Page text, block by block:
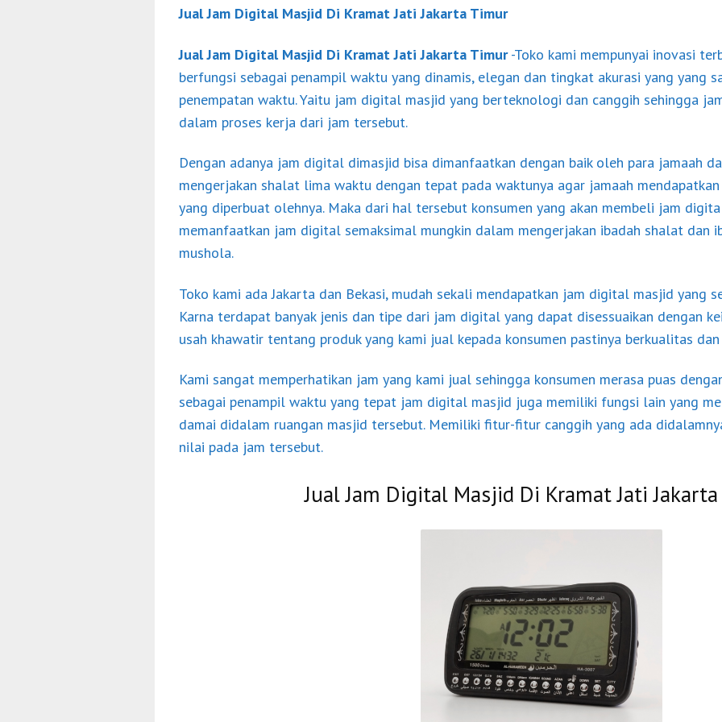
Jual Jam Digital Masjid Di Kramat Jati Jakarta Timur
Jual Jam Digital Masjid Di Kramat Jati Jakarta Timur-Toko kami mempunyai inovasi
berfungsi sebagai penampil waktu yang dinamis, elegan dan tingkat akurasi yang yang
penempatan waktu. Yaitu jam digital masjid yang berteknologi dan canggih sehingga
dalam proses kerja dari jam tersebut.
Dengan adanya jam digital dimasjid bisa dimanfaatkan dengan baik oleh para jamaah
mengerjakan shalat lima waktu dengan tepat pada waktunya agar jamaah
yang diperbuat olehnya. Maka dari hal tersebut konsumen yang akan membeli jam
memanfaatkan jam digital semaksimal mungkin dalam mengerjakan ibadah shalat dan
mushola.
Toko kami ada Jakarta dan Bekasi, mudah sekali mendapatkan jam digital masjid yang
Karna terdapat banyak jenis dan tipe dari jam digital yang dapat disessuaikan dengan
usah khawatir tentang produk yang kami jual kepada konsumen pastinya berkualitas
Kami sangat memperhatikan jam yang kami jual sehingga konsumen merasa puas
sebagai penampil waktu yang tepat jam digital masjid juga memiliki fungsi lain yang
damai didalam ruangan masjid tersebut. Memiliki fitur-fitur canggih yang ada
nilai pada jam tersebut.
Jual Jam Digital Masjid Di Kramat Jati